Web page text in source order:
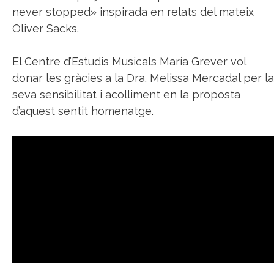
never stopped» inspirada en relats del mateix
Oliver Sacks.
El Centre d’Estudis Musicals María Grever vol
donar les gràcies a la Dra. Melissa Mercadal per la
seva sensibilitat i acolliment en la proposta
d’aquest sentit homenatge.